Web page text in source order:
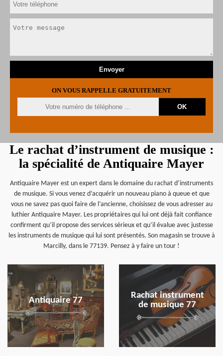
ON VOUS RAPPELLE GRATUITEMENT
Le rachat d’instrument de musique :
la spécialité de Antiquaire Mayer
Antiquaire Mayer est un expert dans le domaine du rachat d’instruments
de musique. Si vous venez d’acquérir un nouveau piano à queue et que
vous ne savez pas quoi faire de l’ancienne, choisissez de vous adresser au
luthier Antiquaire Mayer. Les propriétaires qui lui ont déjà fait confiance
confirment qu’il propose des services sérieux et qu’il évalue avec justesse
les instruments de musique qui lui sont présentés. Son magasin se trouve à
Marcilly, dans le 77139. Pensez à y faire un tour !
Antiquaire 77
en savoir plus
Rachat instrument
de musique 77
en savoir plus